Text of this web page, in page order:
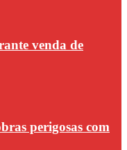
venda de
perigosas com